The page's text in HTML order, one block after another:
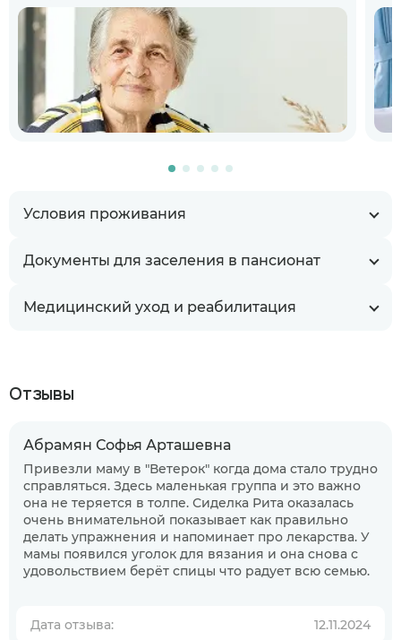
Условия проживания
Документы для заселения в пансионат
Медицинский уход и реабилитация
Отзывы
Абрамян Софья Арташевна
Привезли маму в "Ветерок" когда дома стало трудно
справляться. Здесь маленькая группа и это важно
она не теряется в толпе. Сиделка Рита оказалась
очень внимательной показывает как правильно
делать упражнения и напоминает про лекарства. У
мамы появился уголок для вязания и она снова с
удовольствием берёт спицы что радует всю семью.
Дата отзыва: 12.11.2024
пансионате?